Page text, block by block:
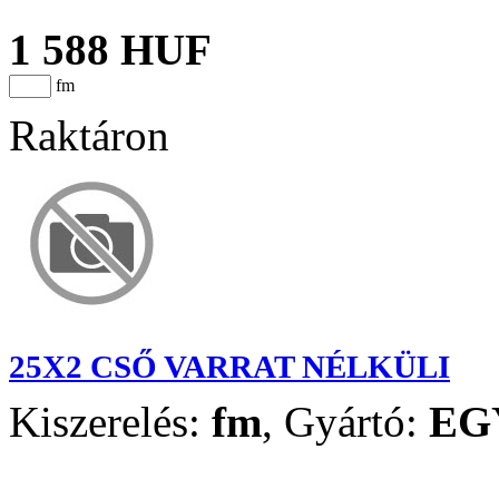
1 588 HUF
fm
Raktáron
25X2 CSŐ VARRAT NÉLKÜLI
Kiszerelés: fm, Gyártó: